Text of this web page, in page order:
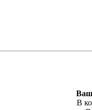
В